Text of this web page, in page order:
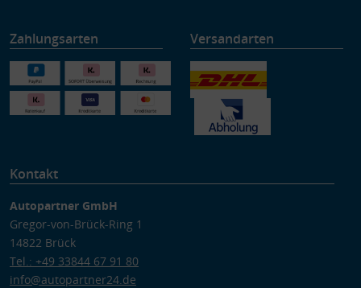
Zahlungsarten Versandarten
Kontakt
Autopartner GmbH
Gregor-von-Brück-Ring 1
14822 Brück
Tel.: +49 33844 67 91 80
info@autopartner24.de